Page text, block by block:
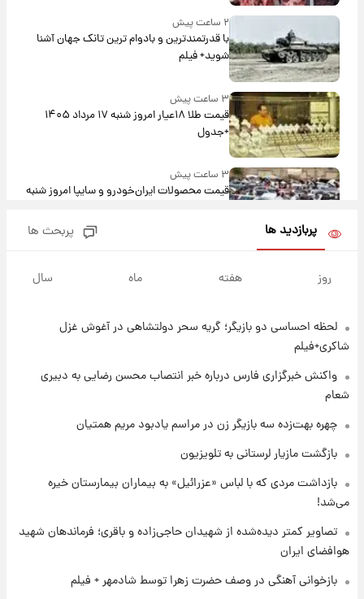
۲ ساعت پیش
با قدرتمندترین و بادوام ترین تانک جهان آشنا
شوید+ فیلم
۳ ساعت پیش
قیمت طلا ۱۸عیار امروز شنبه ۱۷ مرداد ۱۴۰۵
+جدول
۳ ساعت پیش
قیمت محصولات ایران‌خودرو و سایپا امروز شنبه
شنبه ۱۷ مرداد ۱۴۰۵
۱۷ ساعت پیش
تصاویر کمتر دیده‌شده از شهیدان حاجی‌زاده و
باقری؛ فرماندهان شهید هوافضای ایران
۱ روز پیش
قیمت‌ها تغییر کرد
پربازدید ها پربحث ها
روز هفته ماه سال
لحظه احساسی دو بازیگر؛ گریه سحر دولتشاهی در آغوش غزل
شاکری+فیلم
واکنش خبرگزاری فارس درباره خبر انتصاب محسن رضایی به دبیری
شعام
چهره بهت‌زده سه بازیگر زن در مراسم یادبود مریم همتیان
بازگشت مازیار لرستانی به تلویزیون
بازداشت مردی که با لباس «عزرائیل» به بیماران بیمارستان خیره
می‌شد!
تصاویر کمتر دیده‌شده از شهیدان حاجی‌زاده و باقری؛ فرماندهان شهید
هوافضای ایران
بازخوانی آهنگی در وصف حضرت زهرا توسط شادمهر + فیلم